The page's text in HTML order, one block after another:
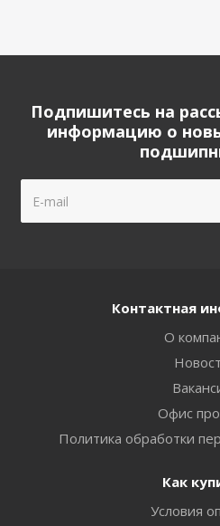
Подпишитесь на
информацию о
Контактная
О
Офис
Политика обработки
Как
Условия